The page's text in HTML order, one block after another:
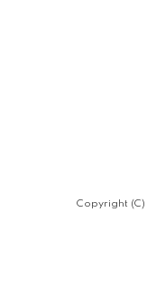
Copyright (C)